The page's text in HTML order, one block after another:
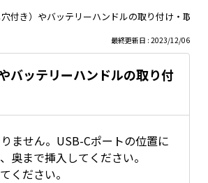
付き）やバッテリーハンドルの取り付け・取り
最終更新日 : 2023/12/06
バッテリーハンドルの取り付
ません。USB-Cポートの位置に
奥まで挿入してください。
ください。